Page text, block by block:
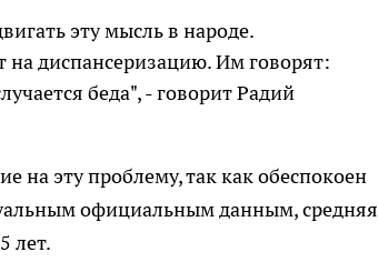
эту мысль в народе.
на диспансеризацию. Им говорят:
беда", - говорит Радий
на эту проблему, так как обеспокоен
официальным данным, средняя
лет.